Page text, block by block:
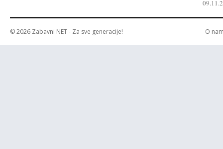
© 2026 Zabavni NET- Za sve generacije! O